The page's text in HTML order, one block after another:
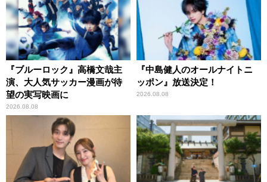
『ブルーロック』高橋文哉主
演、大人気サッカー漫画が待
望の実写映画に
2026.08.08
『中島健人のオールナイトニ
ッポン』放送決定！
2026.08.08